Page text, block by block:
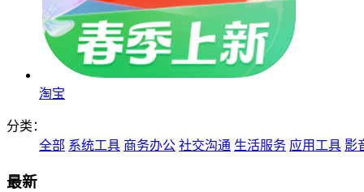
淘宝
分类：
全部 系统工具 商务办公 社交沟通 生活服务 应用工具 影
最新